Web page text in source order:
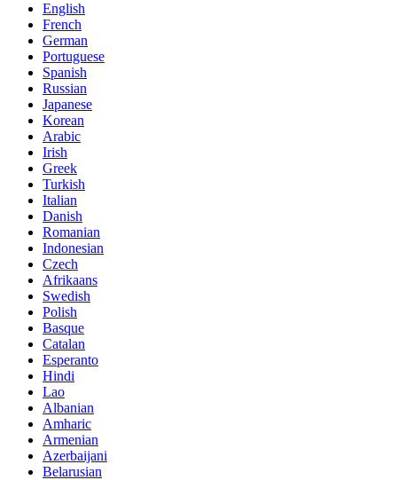
English
French
German
Portuguese
Spanish
Russian
Japanese
Korean
Arabic
Irish
Greek
Turkish
Italian
Danish
Romanian
Indonesian
Czech
Afrikaans
Swedish
Polish
Basque
Catalan
Esperanto
Hindi
Lao
Albanian
Amharic
Armenian
Azerbaijani
Belarusian